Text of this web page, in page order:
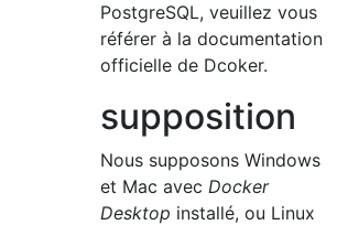
PostgreSQL, veuillez vous
référer à la documentation
officielle de Dcoker.
supposition
Nous supposons Windows
et Mac avecDocker
Desktop installé, ou Linux